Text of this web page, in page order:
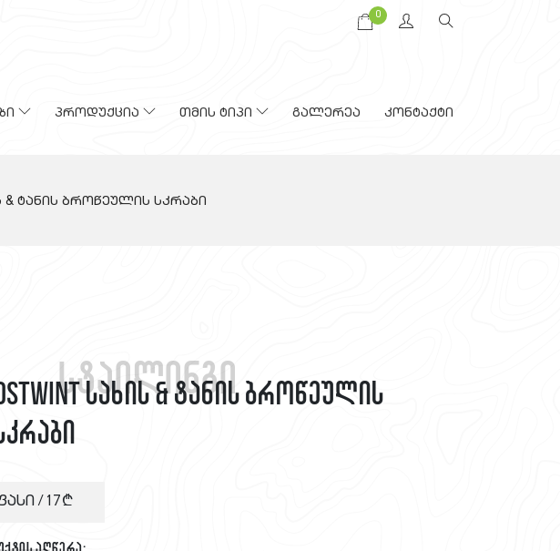
0
პროდუქცია თმის ტიპი გალერეა კონტაქტი
& ტანის ბროწეულის სკრაბი
სტაილინგი
სახის & ტანის ბროწეულის
/ 17